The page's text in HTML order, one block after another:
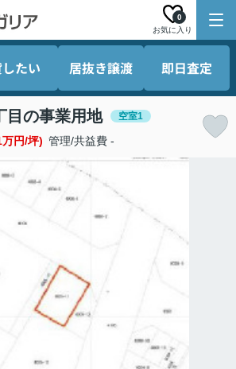
お気に入り
0
たい 居抜き譲渡 即日査定
目の事業用地 空室1
円/坪) 管理/共益費 -